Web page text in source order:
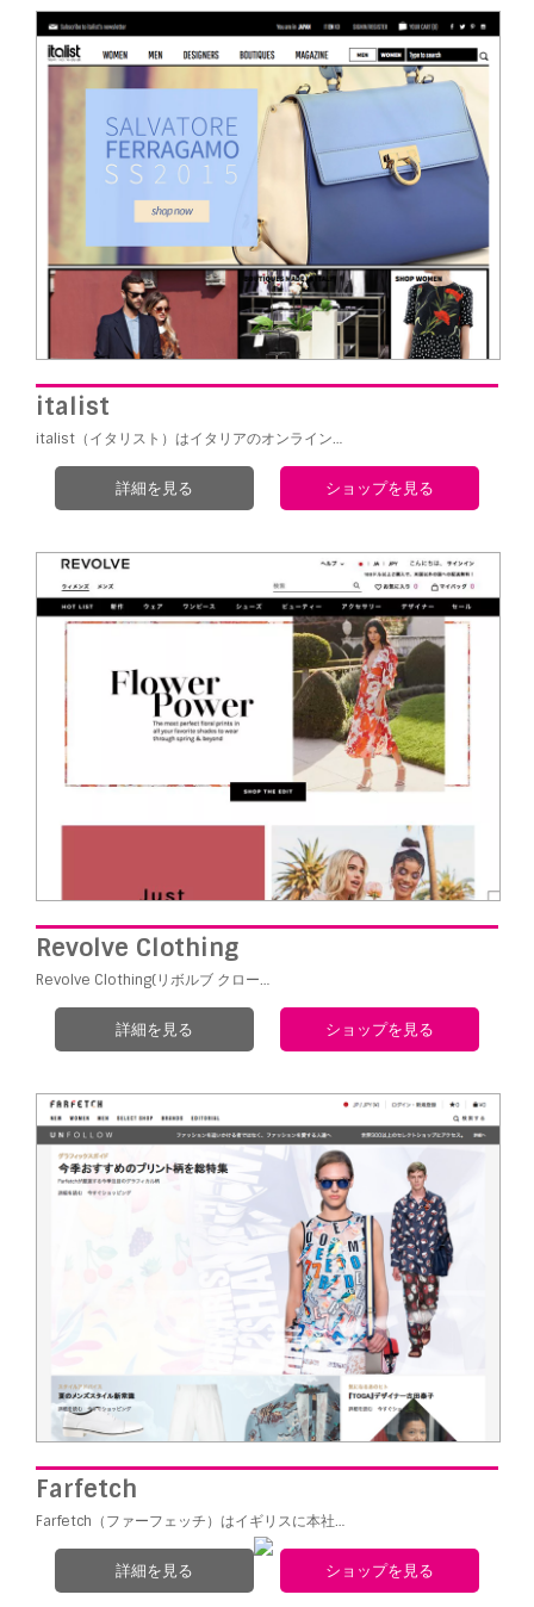
italist
italist（イタリスト）はイタリアのオンライン…
詳細を見る ショップを見る
Revolve Clothing
Revolve Clothing(リボルブ クロー…
詳細を見る ショップを見る
Farfetch
Farfetch（ファーフェッチ）はイギリスに本社…
詳細を見る ショップを見る